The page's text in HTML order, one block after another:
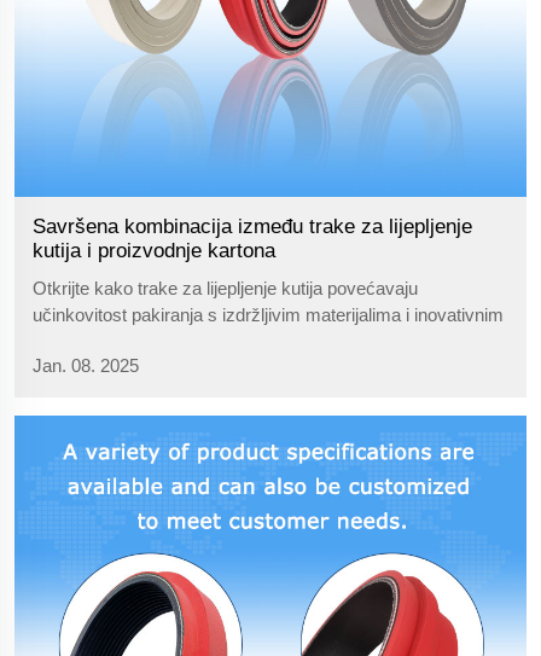
Savršena kombinacija između trake za lijepljenje
kutija i proizvodnje kartona
Otkrijte kako trake za lijepljenje kutija povećavaju
učinkovitost pakiranja s izdržljivim materijalima i inovativnim
performansi trake u proizvodnim linijama.
Jan. 08. 2025